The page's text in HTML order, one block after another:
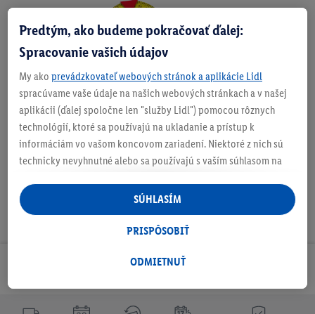
Zistite svoju veľkosť
O produkte
Odoberaj Newsletter!
Predtým, ako budeme pokračovať ďalej:
Spracovanie vašich údajov
My ako prevádzkovateľ webových stránok a aplikácie Lidl
spracúvame vaše údaje na našich webových stránkach a v našej
aplikácii (ďalej spoločne len "služby Lidl") pomocou rôznych
technológií, ktoré sa používajú na ukladanie a prístup k
informáciám vo vašom koncovom zariadení. Niektoré z nich sú
technicky nevyhnutné alebo sa používajú s vaším súhlasom na
personalizovanú reklamu v rámci služieb Lidl aj mimo nich. Ak
ste účastníkom programu Lidl Plus, na tieto účely sa spracúvajú
aj údaje z vášho nákupného správania v obchode.
následne si vytvoríte účet Lidl Plus alebo sa prihlásite do svojho
ODMIETNUŤ
PRISPÔSOBIŤ
SÚHLASÍM